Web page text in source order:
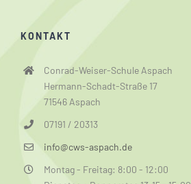
KONTAKT
Conrad-Weiser-Schule Aspach
Hermann-Schadt-Straße 17
71546 Aspach
07191 / 20313
info@cws-aspach.de
Montag - Freitag: 8:00 - 12:00